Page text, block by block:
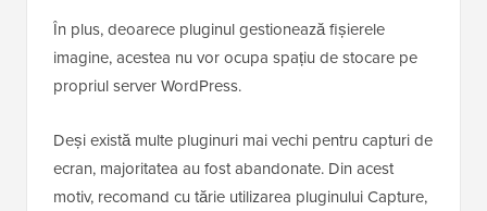
În plus, deoarece pluginul gestionează fișierele
imagine, acestea nu vor ocupa spațiu de stocare pe
propriul server WordPress.
Deși există multe pluginuri mai vechi pentru capturi de
ecran, majoritatea au fost abandonate. Din acest
motiv, recomand cu tărie utilizarea pluginului Capture,